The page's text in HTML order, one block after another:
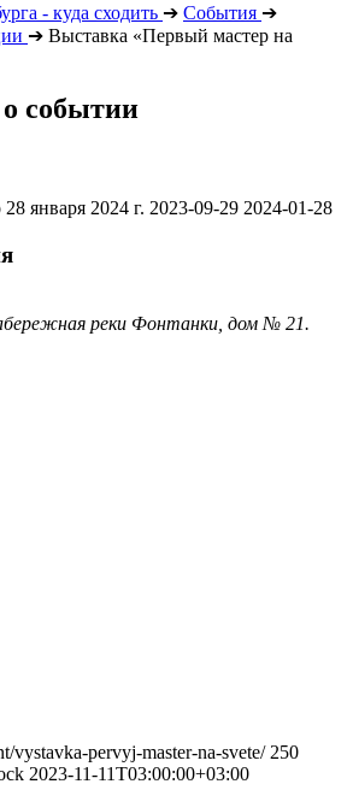
- куда сходить ➔ События ➔
➔ Выставка «Первый мастер на
событии
января 2024 г. 2023-09-29 2024-01-28
реки Фонтанки, дом № 21.
vystavka-pervyj-master-na-svete/ 250
2023-11-11T03:00:00+03:00